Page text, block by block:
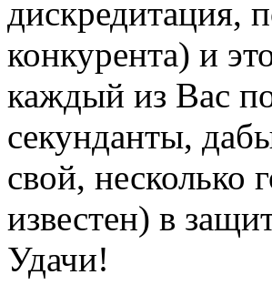
дискредитация,
конкурента) и
каждый из Вас
секунданты,
свой, несколько
известен) в
Удачи!